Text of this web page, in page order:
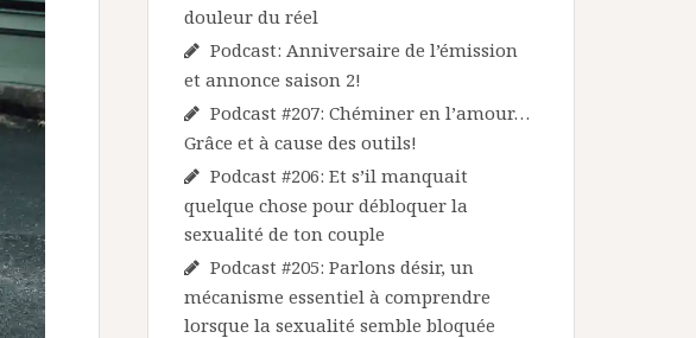
douleur du réel
Podcast: Anniversaire de l’émission
et annonce saison 2!
Podcast #207: Chéminer en l’amour…
Grâce et à cause des outils!
Podcast #206: Et s’il manquait
quelque chose pour débloquer la
sexualité de ton couple
Podcast #205: Parlons désir, un
mécanisme essentiel à comprendre
lorsque la sexualité semble bloquée